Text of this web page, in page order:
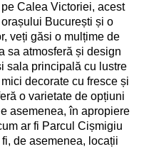
Calea Victoriei, acest
București și o
veți găsi o mulțime de
sa atmosferă și design
sala principală cu lustre
decorate cu fresce și
o varietate de opțiuni
asemenea, în apropiere
ar fi Parcul Cișmigiu
de asemenea, locații